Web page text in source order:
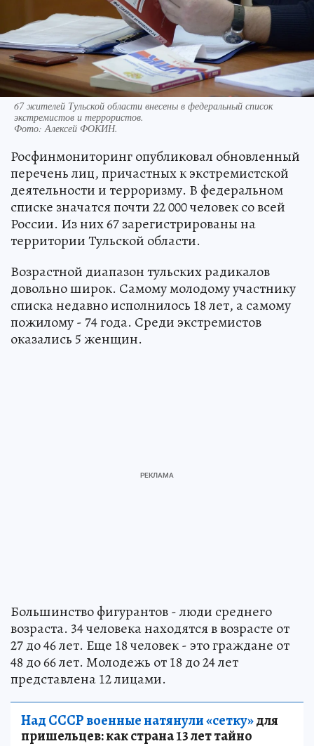
67 жителей Тульской области внесены в федеральный список
экстремистов и террористов.
Фото:Алексей ФОКИН.
Росфинмониторинг опубликовал обновленный
перечень лиц, причастных к экстремистской
деятельности и терроризму. В федеральном
списке значатся почти 22 000 человек со всей
России. Из них 67 зарегистрированы на
территории Тульской области.
Возрастной диапазон тульских радикалов
довольно широк. Самому молодому участнику
списка недавно исполнилось 18 лет, а самому
пожилому - 74 года. Среди экстремистов
оказались 5 женщин.
Большинство фигурантов - люди среднего
возраста. 34 человека находятся в возрасте от
27 до 46 лет. Еще 18 человек - это граждане от
48 до 66 лет. Молодежь от 18 до 24 лет
представлена 12 лицами.
Над СССР военные натянули «сетку»для
пришельцев: как страна 13 лет тайно